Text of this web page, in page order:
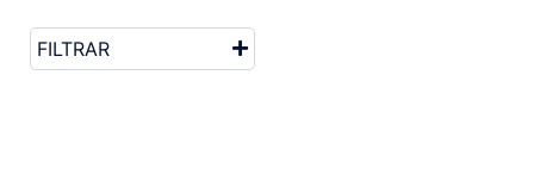
FILTRAR